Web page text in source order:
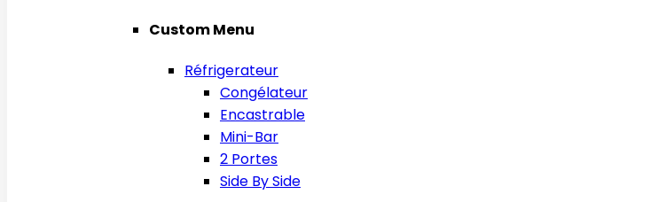
Custom Menu
Réfrigerateur
Congélateur
Encastrable
Mini-Bar
2 Portes
Side By Side